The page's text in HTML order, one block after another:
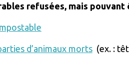
refusées, mais
d’animaux morts(ex. :